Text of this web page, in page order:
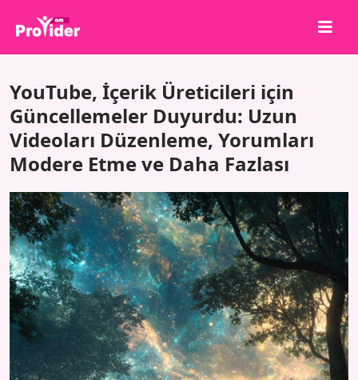
Hakkımızda
Giriş Yap
Kayıt Ol
Hizmetler
API
Şartlar
Blog
YouTube, İçerik Üreticileri için
Güncellemeler Duyurdu: Uzun
Videoları Düzenleme, Yorumları
Modere Etme ve Daha Fazlası